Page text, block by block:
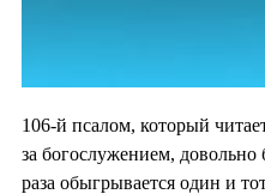
106-й псалом, который
за богослужением,
раза обыгрывается один и